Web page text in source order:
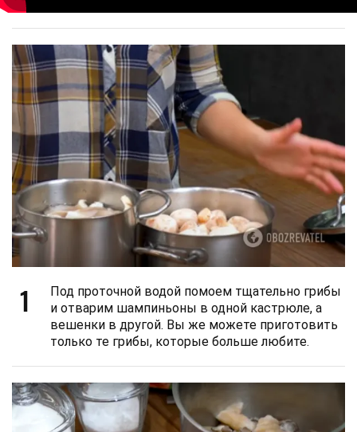
1
Под проточной водой помоем тщательно грибы
и отварим шампиньоны в одной кастрюле, а
вешенки в другой. Вы же можете приготовить
только те грибы, которые больше любите.